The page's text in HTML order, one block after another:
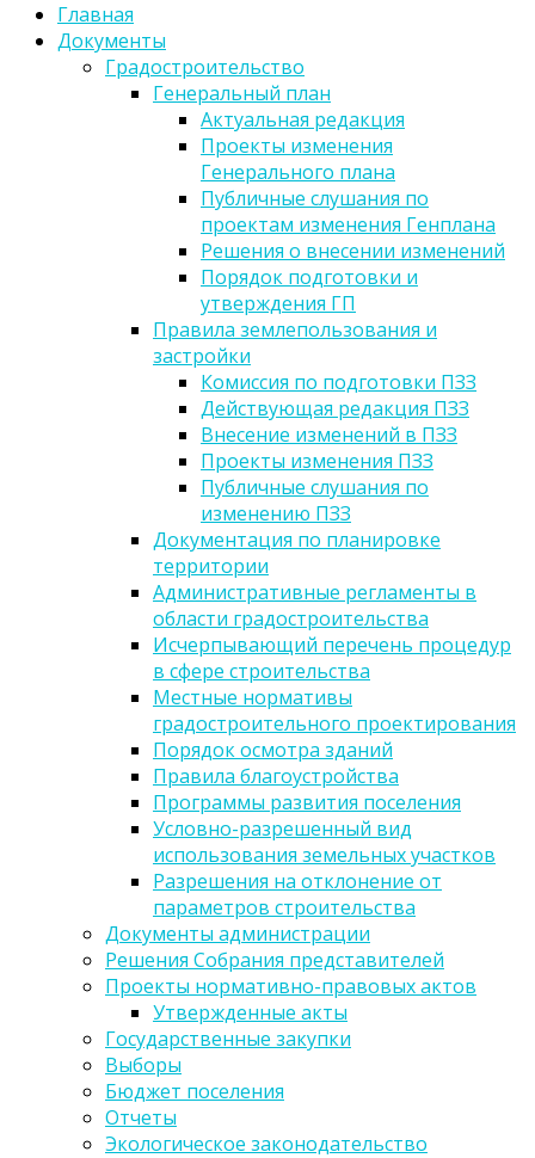
Главная
Документы
Градостроительство
Генеральный план
Актуальная редакция
Проекты изменения
Генерального плана
Публичные слушания по
проектам изменения Генплана
Решения о внесении изменений
Порядок подготовки и
утверждения ГП
Правила землепользования и
застройки
Комиссия по подготовки ПЗЗ
Действующая редакция ПЗЗ
Внесение изменений в ПЗЗ
Проекты изменения ПЗЗ
Публичные слушания по
изменению ПЗЗ
Документация по планировке
территории
Административные регламенты в
области градостроительства
Исчерпывающий перечень процедур
в сфере строительства
Местные нормативы
градостроительного проектирования
Порядок осмотра зданий
Правила благоустройства
Программы развития поселения
Условно-разрешенный вид
использования земельных участков
Разрешения на отклонение от
параметров строительства
Документы администрации
Решения Собрания представителей
Проекты нормативно-правовых актов
Утвержденные акты
Государственные закупки
Выборы
Бюджет поселения
Отчеты
Экологическое законодательство